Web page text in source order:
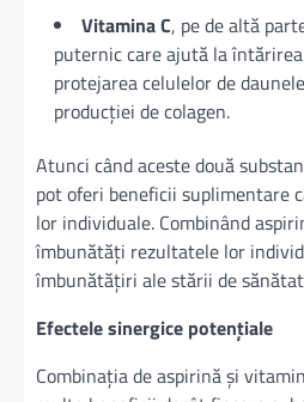
Vitamina C, pe de altă
puternic care ajută la
protejarea celulelor de
producției de colagen.
Atunci când aceste două
pot oferi beneficii suplimentare
lor individuale. Combinând
îmbunătăți rezultatele lor
îmbunătățiri ale stării de
Efectele sinergice potențiale
Combinația de aspirină și